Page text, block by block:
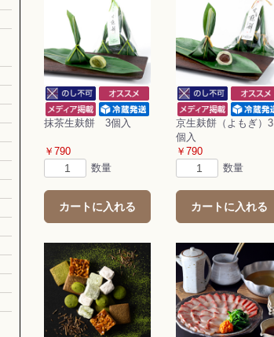
抹茶生麸餅 3個入
￥790
数量
カートに入れる
京生麸餅（よもぎ）3
個入
￥790
数量
カートに入れる